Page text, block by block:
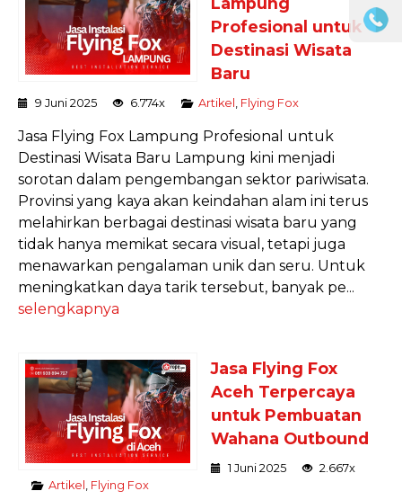
Profesional untuk
Destinasi Wisata
Baru
9 Juni 2025 6.774x Artikel Flying Fox
Jasa Flying Fox Lampung Profesional untuk
Destinasi Wisata Baru Lampung kini menjadi
sorotan dalam pengembangan sektor pariwisata.
Provinsi yang kaya akan keindahan alam ini terus
melahirkan berbagai destinasi wisata baru yang
tidak hanya memikat secara visual, tetapi juga
menawarkan pengalaman unik dan seru. Untuk
meningkatkan daya tarik tersebut, banyak pe...
selengkapnya
Jasa Flying Fox
Aceh Terpercaya
untuk Pembuatan
Wahana Outbound
1 Juni 2025
2.667x
Artikel
Flying Fox